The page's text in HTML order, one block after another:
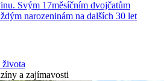
Svým 17měsíčním dvojčatům
narozeninám na dalších 30 let
života
a zajímavosti